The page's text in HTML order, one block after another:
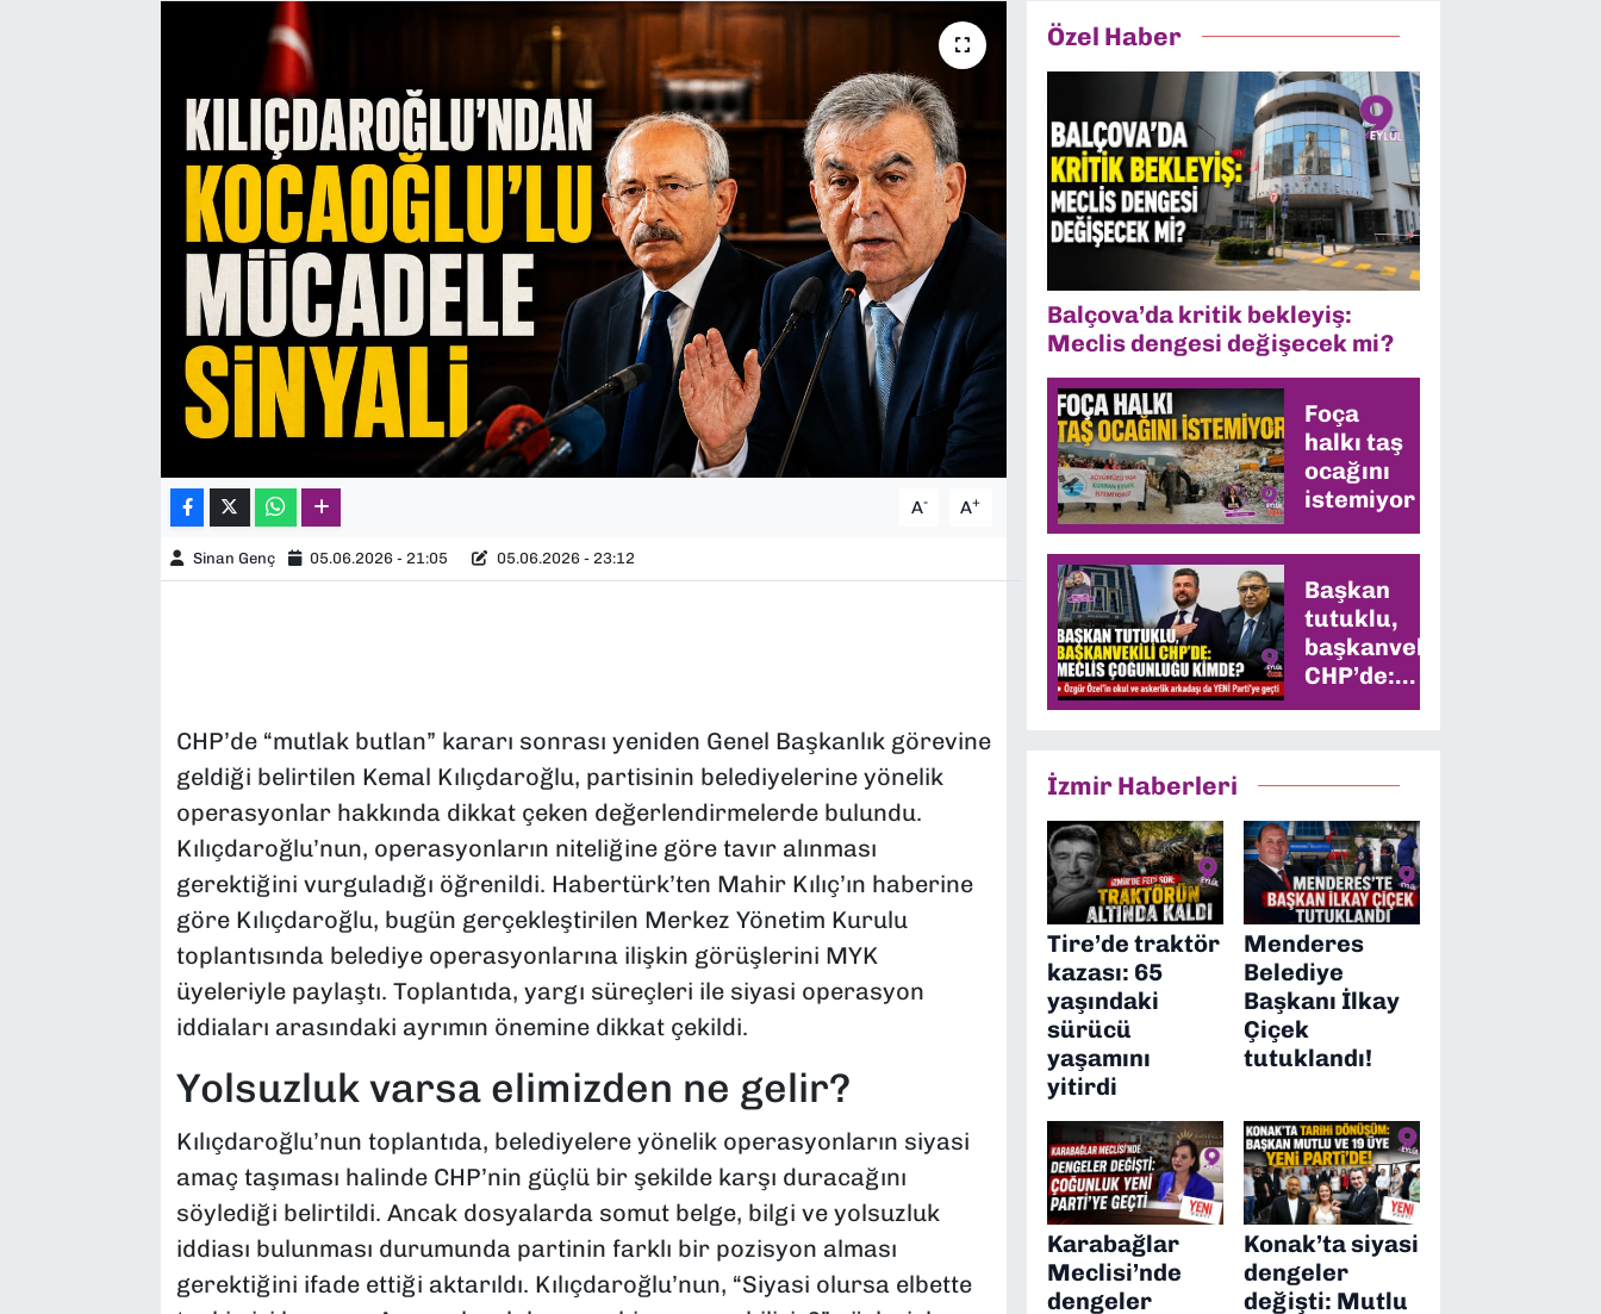
A- A+
Sinan Genç 05.06.2026 - 21:05 05.06.2026 - 23:12
CHP’de “mutlak butlan” kararı sonrası yeniden Genel Başkanlık görevine
geldiği belirtilen Kemal Kılıçdaroğlu, partisinin belediyelerine yönelik
operasyonlar hakkında dikkat çeken değerlendirmelerde bulundu.
Kılıçdaroğlu’nun, operasyonların niteliğine göre tavır alınması
gerektiğini vurguladığı öğrenildi. Habertürk’ten Mahir Kılıç’ın haberine
göre Kılıçdaroğlu, bugün gerçekleştirilen Merkez Yönetim Kurulu
toplantısında belediye operasyonlarına ilişkin görüşlerini MYK
üyeleriyle paylaştı. Toplantıda, yargı süreçleri ile siyasi operasyon
iddiaları arasındaki ayrımın önemine dikkat çekildi.
Yolsuzluk varsa elimizden ne gelir?
Kılıçdaroğlu’nun toplantıda, belediyelere yönelik operasyonların siyasi
amaç taşıması halinde CHP’nin güçlü bir şekilde karşı duracağını
söylediği belirtildi. Ancak dosyalarda somut belge, bilgi ve yolsuzluk
iddiası bulunması durumunda partinin farklı bir pozisyon alması
gerektiğini ifade ettiği aktarıldı. Kılıçdaroğlu’nun, “Siyasi olursa elbette
Özel Haber
Balçova’da kritik bekleyiş:
Meclis dengesi değişecek mi?
Foça
halkı taş
ocağını
istemiyor
Başkan
tutuklu,
başkanvekili
CHP’de:
Meclis
İzmir Haberleri
Tire’de traktör
kazası: 65
yaşındaki
sürücü
yaşamını
yitirdi
Menderes
Belediye
Başkanı İlkay
Çiçek
tutuklandı!
Karabağlar
Meclisi’nde
dengeler
Konak’ta siyasi
dengeler
değişti: Mutlu
YEREL YÖNETİMLER